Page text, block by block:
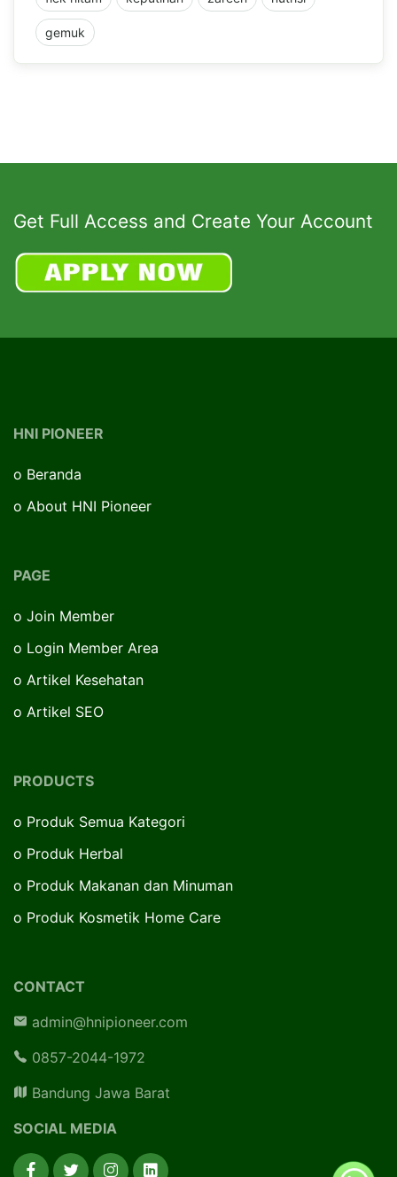
gemuk
Get Full Access and Create Your Account
HNI PIONEER
o Beranda
o About HNI Pioneer
PAGE
o Join Member
o Login Member Area
o Artikel Kesehatan
o Artikel SEO
PRODUCTS
o Produk Semua Kategori
o Produk Herbal
o Produk Makanan dan Minuman
o Produk Kosmetik Home Care
CONTACT
admin@hnipioneer.com
0857-2044-1972
Bandung Jawa Barat
SOCIAL MEDIA